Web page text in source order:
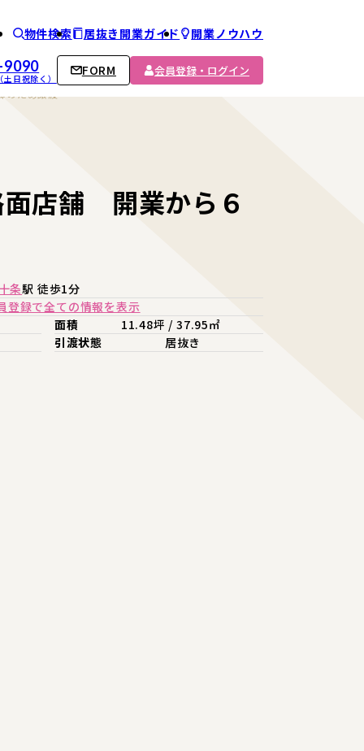
物件検索 居抜き開業ガイド 開業ノウハウ
日祝除く）
FORM 会員登録・ログイン
のため譲渡
店舗 開業から６
条駅 徒歩1分
登録で全ての情報を表示
面積
11.48坪 / 37.95㎡
引渡状態
居抜き